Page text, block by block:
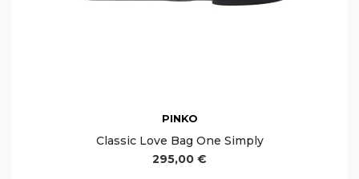
PINKO
Classic Love Bag One Simply
295,00 €